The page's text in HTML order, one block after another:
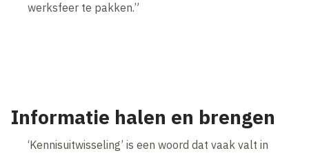
werksfeer te pakken.”
Informatie halen en brengen
‘Kennisuitwisseling’ is een woord dat vaak valt in